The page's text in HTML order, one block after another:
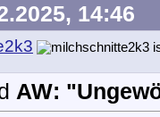
14:46
AW: